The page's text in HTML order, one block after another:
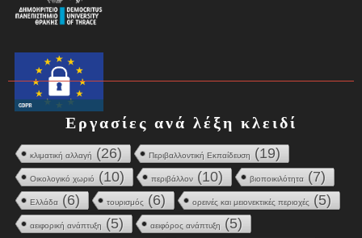
Εργασίες ανά λέξη κλειδί
κλιματική αλλαγή (26) Περιβαλλοντική Εκπαίδευση (19)
Οικολογικό χωριό (10) περιβάλλον (10) βιοποικιλότητα (7)
Ελλάδα (6) τουρισμός (6) ορεινές και μειονεκτικές περιοχές (5)
αειφορική ανάπτυξη (5) αειφόρος ανάπτυξη (5)